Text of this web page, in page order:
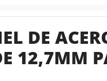
DE
12,7MM